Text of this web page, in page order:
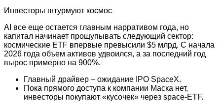
Инвесторы штурмуют космос
AI все еще остается главным нарративом года, но
капитал начинает прощупывать следующий сектор:
космические ETF впервые превысили $5 млрд. С начала
2026 года объем активов удвоился, а за последний год
вырос примерно на 900%.
Главный драйвер – ожидание IPO SpaceX.
Пока прямого доступа к компании Маска нет,
инвесторы покупают «кусочек» через space-ETF.